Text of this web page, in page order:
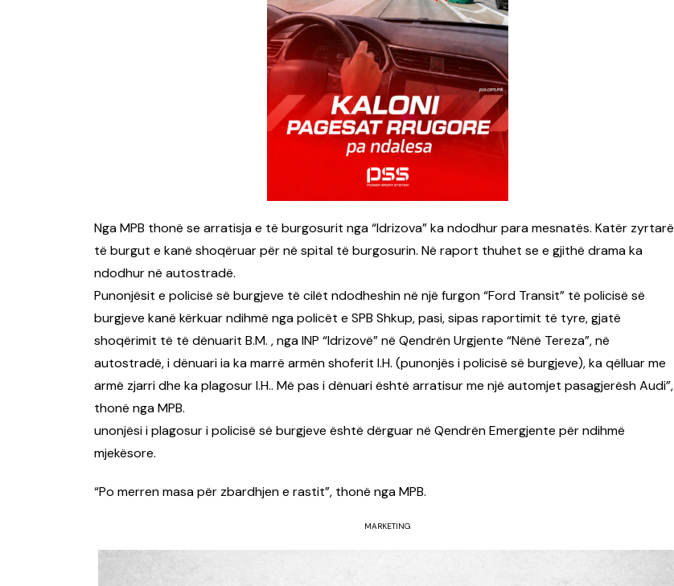
Nga MPB thonë se arratisja e të burgosurit nga “Idrizova” ka ndodhur para mesnatës. Katër zyrtarë
të burgut e kanë shoqëruar për në spital të burgosurin. Në raport thuhet se e gjithë drama ka
ndodhur në autostradë.
Punonjësit e policisë së burgjeve të cilët ndodheshin në një furgon “Ford Transit” të policisë së
burgjeve kanë kërkuar ndihmë nga policët e SPB Shkup, pasi, sipas raportimit të tyre, gjatë
shoqërimit të të dënuarit B.M. , nga INP “Idrizovë” në Qendrën Urgjente “Nënë Tereza”, në
autostradë, i dënuari ia ka marrë armën shoferit I.H. (punonjës i policisë së burgjeve), ka qëlluar me
armë zjarri dhe ka plagosur I.H.. Më pas i dënuari është arratisur me një automjet pasagjerësh Audi”,
thonë nga MPB.
unonjësi i plagosur i policisë së burgjeve është dërguar në Qendrën Emergjente për ndihmë
mjekësore.
“Po merren masa për zbardhjen e rastit”, thonë nga MPB.
MARKETING